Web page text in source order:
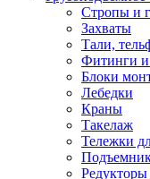
Стропы и
Захваты
Тали,
Фитинги
Блоки
Лебедки
Краны
Такелаж
Тележки
Редукторы